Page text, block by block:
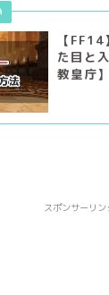
【
た目と
教皇庁】
スポンサーリン